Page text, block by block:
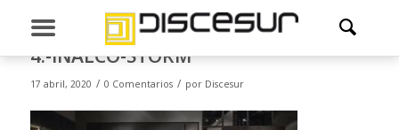
4.-INALCO-STORM
17 abril, 2020 / 0 Comentarios / por Discesur